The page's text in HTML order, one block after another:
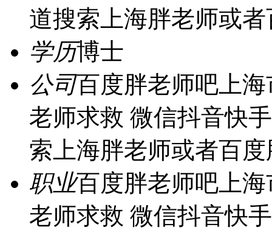
道搜索上海胖老师或
学历博士
公司百度胖老师吧上
老师求救 微信抖音快
索上海胖老师或者百
职业百度胖老师吧上
老师求救 微信抖音快